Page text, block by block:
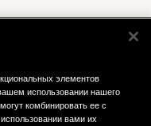
элементов
использовании нашего
комбинировать ее с
вами их